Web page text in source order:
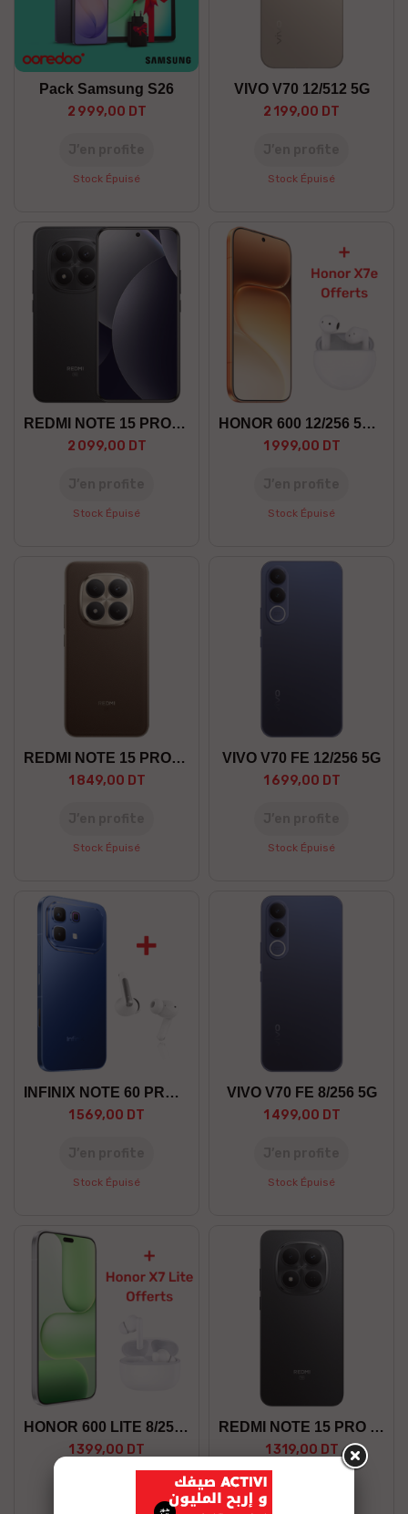
Pack Samsung S26
2 999,00 DT
Stock Épuisé
VIVO V70 12/512 5G
2 199,00 DT
Stock Épuisé
REDMI NOTE 15 PRO+ 12/512 5G
2 099,00 DT
Stock Épuisé
HONOR 600 12/256 5G +GF
1 999,00 DT
Stock Épuisé
REDMI NOTE 15 PRO+ 8/256 5G
1 849,00 DT
Stock Épuisé
VIVO V70 FE 12/256 5G
1 699,00 DT
Stock Épuisé
INFINIX NOTE 60 PRO 12/256 5G
1 569,00 DT
Stock Épuisé
VIVO V70 FE 8/256 5G
1 499,00 DT
Stock Épuisé
HONOR 600 LITE 8/256 5G +GF
1 399,00 DT
REDMI NOTE 15 PRO 8/256 5G
1 319,00 DT
J’en profite